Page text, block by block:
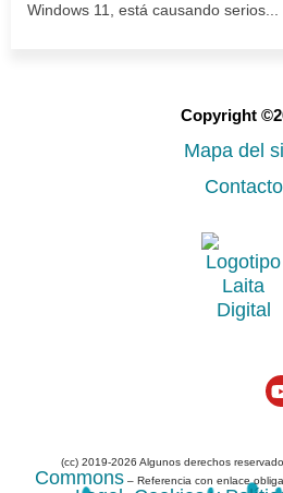
Windows 11, está causando serios...
Copyright
Mapa del
Contacto
(cc) 2019-2026 Algunos derechos
Commons – Referencia con enlace